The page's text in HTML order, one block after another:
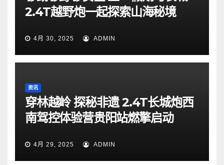
2.4T越野炮一起探索山海秘境
4月 30, 2025 ADMIN
资讯
穿林越岭 探秘非遗 2.4T长城炮西
南驾控体验营贵阳站燃擎启动
4月 29, 2025 ADMIN